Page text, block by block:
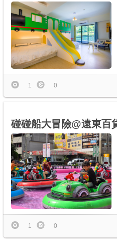
1 0
碰碰船大冒險@遠東百
1 0